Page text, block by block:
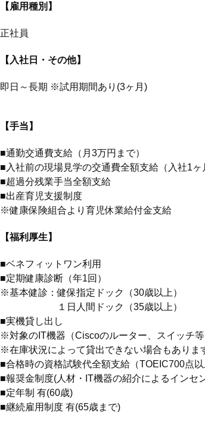
【雇用種別】
正社員
【入社日・その他】
即日～長期 ※試用期間あり(3ヶ月)
【手当】
■通勤交通費支給（月3万円まで）
■入社前の現場見学の交通費全額支給（入社1ヶ
■超過分残業手当全額支給
■出産育児支援制度
※健康保険組合より育児休業給付金支給
【福利厚生】
■ベネフィットワン利用
■定期健康診断（年1回）
※基本健診：健保指定ドック（30歳以上）
１日人間ドック（35歳以上）
■実機貸し出し
※対象のIT機器（Ciscoのルーター、スイッチ
※在庫状況によって貸出できない場合もありま
■合格時の資格試験代全額支給（TOEIC700点以
■報奨金制度(人材・IT機器の紹介によるインセ
■定年制 有(60歳)
■継続雇用制度 有(65歳まで)